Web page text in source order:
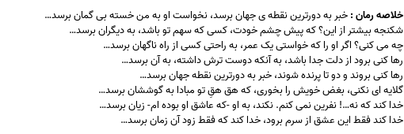
خلاصه رمان :خبر به دورترین نقطه ی جهان برسد، نخواست او به من خسته بی گمان برسد…
شکنجه بیشتر از این؟ که پیش چشم خودت، کسی که سهم تو باشد، به دیگران برسد…
چه می کنی؟ اگر او را که خواستی یک عمر، به راحتی کسی از راه ناگهان برسد…
رها کنی برود از دلت جدا باشد، به آنکه دوست ترش داشته، به آن برسد…
رها کنی بروند و دو تا پرنده شوند، خبر به دورترین نقطه جهان برسد…
گلایه ای نکنی، بغض خویش را بخوری، که هق هقِ تو مبادا به گوششان برسد…
خدا کند که نه…! نفرین نمی کنم. نکند، به او -که عاشق او بوده ام- زیان برسد…
خدا کند فقط این عشق از سرم برود، خدا کند که فقط زود آن زمان برسد…